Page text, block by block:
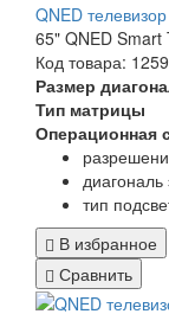
QNED
65" QNED Smart
Код товара:
Размер
Тип матрицы
Операционная
тип
В избранное
Сравнить